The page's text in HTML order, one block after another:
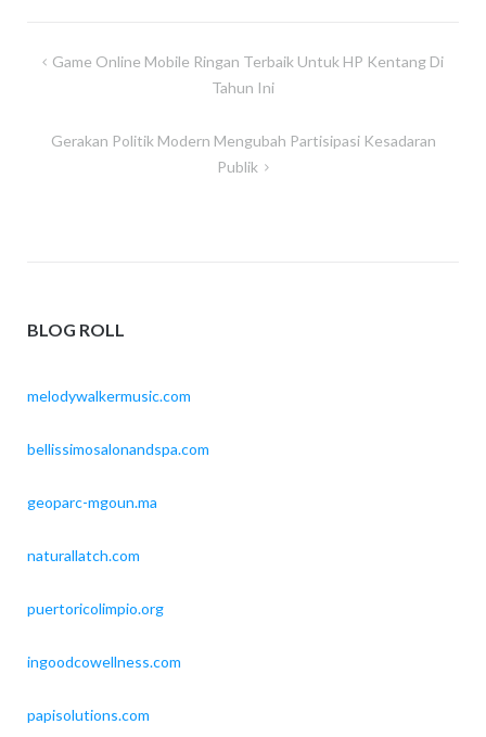
Navigasi
Game Online Mobile Ringan Terbaik Untuk HP Kentang Di
Tahun Ini
Gerakan Politik Modern Mengubah Partisipasi Kesadaran
Publik
BLOG ROLL
melodywalkermusic.com
bellissimosalonandspa.com
geoparc-mgoun.ma
naturallatch.com
puertoricolimpio.org
ingoodcowellness.com
papisolutions.com